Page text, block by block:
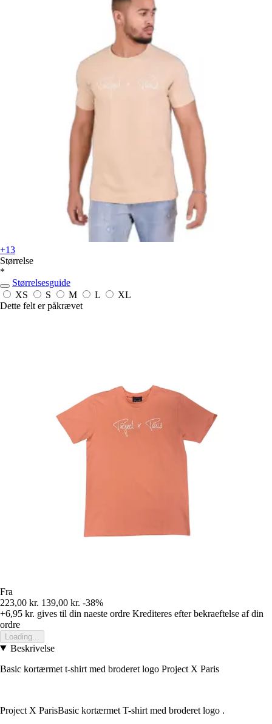
+13
Størrelse
*
Størrelsesguide
XS
S M L
XL
Dette felt er påkrævet
Fra
223,00 kr. 139,00 kr. -38%
+6,95 kr. gives til din naeste ordre Krediteres efter bekraeftelse af din
ordre
Loading...
Beskrivelse
Basic kortærmet t-shirt med broderet logo Project X Paris
Project X ParisBasic kortærmet T-shirt med broderet logo .